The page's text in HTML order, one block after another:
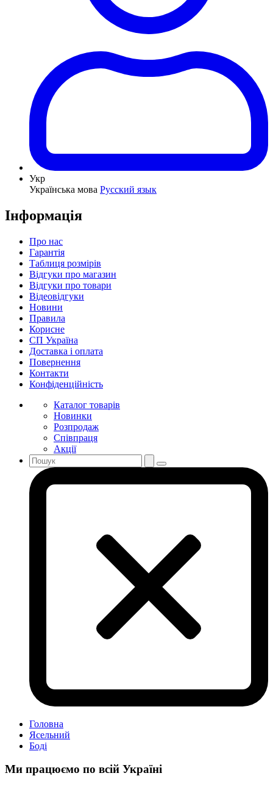
Укр
Українська мова Русский язык
Інформація
Про нас
Гарантія
Таблиця розмірів
Відгуки про магазин
Відгуки про товари
Відеовідгуки
Новини
Правила
Корисне
СП Україна
Доставка і оплата
Повернення
Контакти
Конфіденційність
Каталог товарів
Новинки
Розпродаж
Співпраця
Акції
Головна
Ясельний
Боді
Ми працюємо по всій Україні